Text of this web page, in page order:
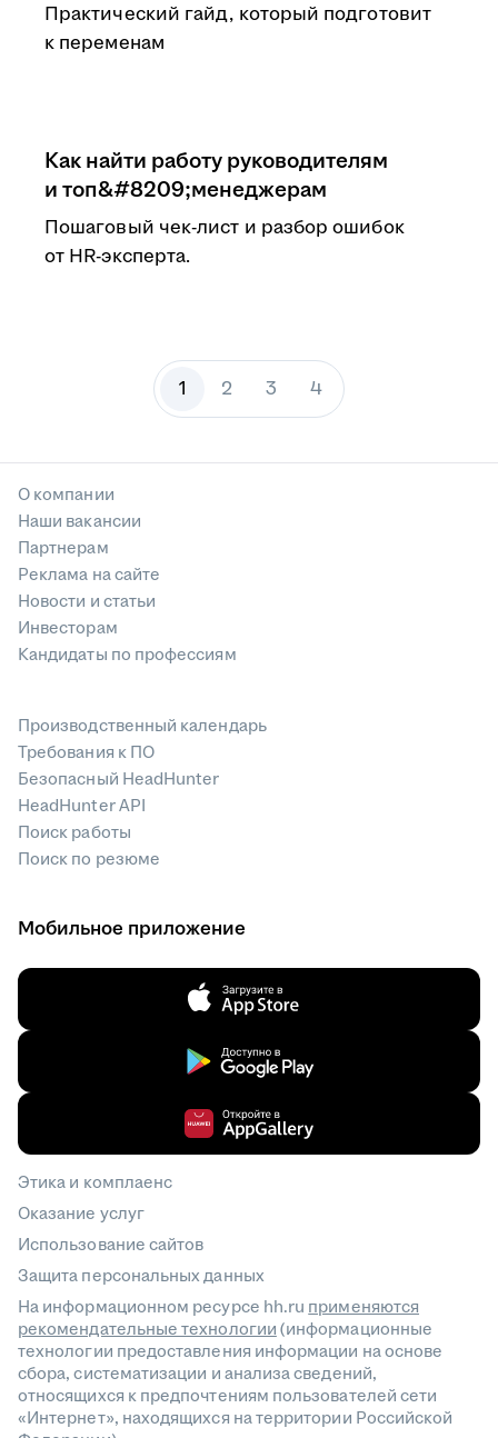
Практический гайд, который подготовит
к переменам
Как найти работу руководителям
и топ&#8209;менеджерам
Пошаговый чек-лист и разбор ошибок
от HR-эксперта.
1 2 3 4
О компании
Наши вакансии
Партнерам
Реклама на сайте
Новости и статьи
Инвесторам
Кандидаты по профессиям
Производственный календарь
Требования к ПО
Безопасный HeadHunter
HeadHunter API
Поиск работы
Поиск по резюме
Мобильное приложение
Этика и комплаенс
Оказание услуг
Использование сайтов
Защита персональных данных
На информационном ресурсе hh.ru применяются
рекомендательные технологии(информационные
технологии предоставления информации на основе
сбора, систематизации и анализа сведений,
относящихся к предпочтениям пользователей сети
«Интернет», находящихся на территории Российской